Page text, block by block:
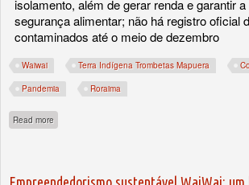
isolamento, além de gerar renda e garantir a
segurança alimentar; não há registro oficial
contaminados até o meio de dezembro
Waiwai Terra Indígena Trombetas Mapuera
Pandemia Roraima
Read more
Empreendedorismo sustentável WaiWai: um